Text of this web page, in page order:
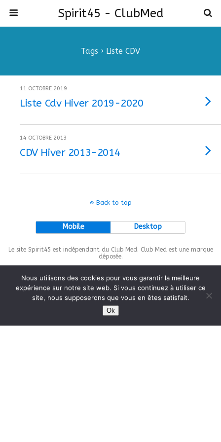
Spirit45 - ClubMed
Tags › Liste CDV
11 OCTOBRE 2019
Liste Cdv Hiver 2019-2020
14 OCTOBRE 2013
CDV Hiver 2013-2014
Back to top
Mobile Desktop
Le site Spirit45 est indépendant du Club Med. Club Med est une marque
déposée.
This site is protected bywp-copyrightpro.com
Nous utilisons des cookies pour vous garantir la meilleure
expérience sur notre site web. Si vous continuez à utiliser ce
site, nous supposerons que vous en êtes satisfait.
Ok